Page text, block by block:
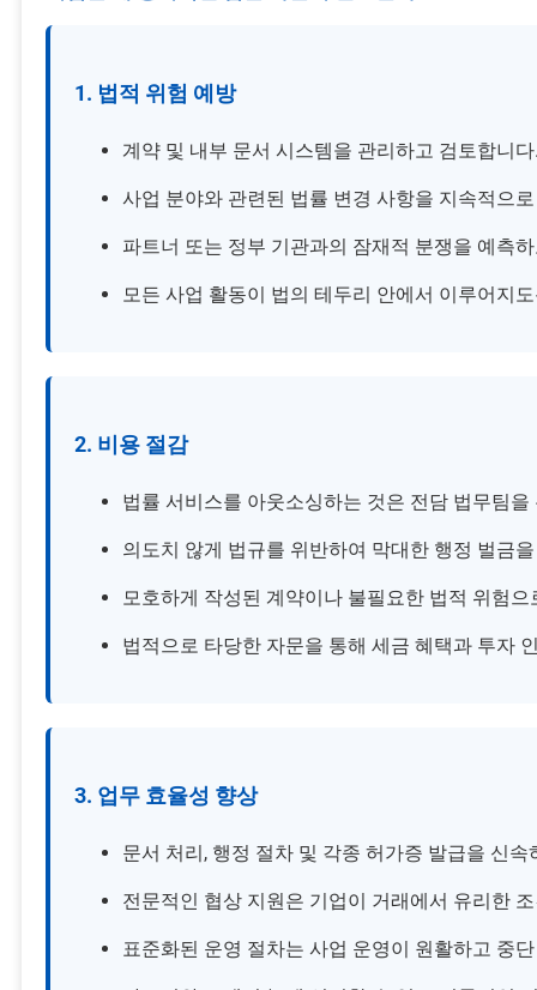
1. 법적 위험 예방
계약 및 내부 문서 시스템을 관리하고 검토합니
사업 분야와 관련된 법률 변경 사항을 지속적으
파트너 또는 정부 기관과의 잠재적 분쟁을 예측
모든 사업 활동이 법의 테두리 안에서 이루어지
2. 비용 절감
법률 서비스를 아웃소싱하는 것은 전담 법무팀
의도치 않게 법규를 위반하여 막대한 행정 벌금
모호하게 작성된 계약이나 불필요한 법적 위험
법적으로 타당한 자문을 통해 세금 혜택과 투자
3. 업무 효율성 향상
문서 처리, 행정 절차 및 각종 허가증 발급을 신속
전문적인 협상 지원은 기업이 거래에서 유리한
표준화된 운영 절차는 사업 운영이 원활하고 중